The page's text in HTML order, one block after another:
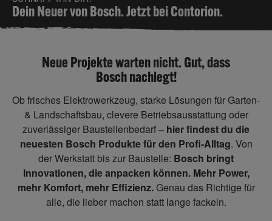
Dein Neuer von Bosch. Jetzt bei Contorion.
Neue Projekte warten nicht. Gut, dass
Bosch nachlegt!
Ob frisches Elektrowerkzeug, starke Lösungen für Garten-
& Landschaftsbau, clevere Betriebsausstattung oder
zuverlässiger Baustellenbedarf – hier findest du die
neuesten Bosch Produkte für den Profi-Alltag. Von
der Werkstatt bis zur Baustelle: Bosch bringt
Innovationen, die anpacken können. Mehr Power,
mehr Komfort, mehr Effizienz.Genau das Richtige für
alle, die lieber machen statt lange fackeln.